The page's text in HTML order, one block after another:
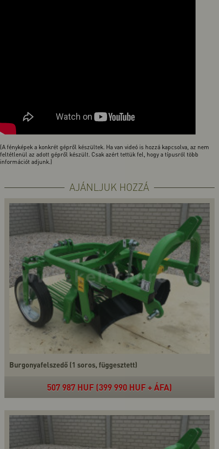
(A fényképek a konkrét gépről készültek. Ha van videó is hozzá kapcsolva, az nem
feltétlenül az adott gépről készült. Csak azért tettük fel, hogy a típusról több
információt adjunk.)
AJÁNLJUK HOZZÁ
Burgonyafelszedő (1 soros, függesztett)
507 987 HUF (399 990 HUF + ÁFA)